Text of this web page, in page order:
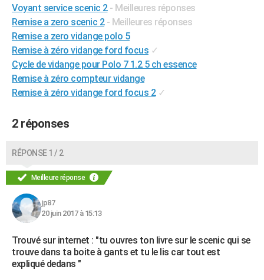
Alimentation
Guide de la santé
Maladies
Médicaments
Sommeil
VOYAGE
Destinations
City break
Voyage nature
Voyage de noces
Forum
Climat
+PHOTO
GUIDES D'ACHAT
BONS PLANS
Carte de Noël
Carte Bonne année
Carte Saint-Valentin
Carte Pâques
Carte d'anniversaire
DICTIONNAIRE
Dictionnaire
Biographies
Citations
Expressions
Proverbes
PROGRAMME TV
COPAINS D'AVANT
S'inscrire
Se connecter
Lycées
Collèges
Primaires
Universités
Entreprises
Service militaire
Avis de recherche
AVIS DE DÉCÈS
FORUM
Bricolage
Lifestyle
Culture
Sport
Auto
Television
Voyage
Cinema
Voyant service scenic 2 - Meilleures réponses
Remise a zero scenic 2 - Meilleures réponses
Remise a zero vidange polo 5
Remise à zéro vidange ford focus ✓
Cycle de vidange pour Polo 7 1.2 5 ch essence
Remise à zéro compteur vidange
Remise à zéro vidange ford focus 2 ✓
2 réponses
RÉPONSE 1 / 2
Meilleure réponse
jp87
20 juin 2017 à 15:13
Trouvé sur internet : "tu ouvres ton livre sur le scenic qui se
trouve dans ta boite à gants et tu le lis car tout est
expliqué dedans "